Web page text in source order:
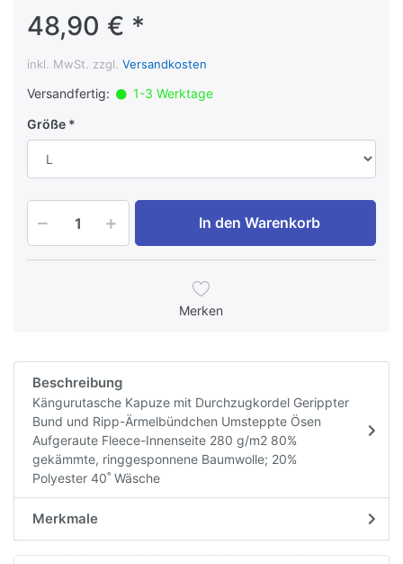
48,90 € *
inkl. MwSt. zzgl. Versandkosten
Versandfertig:
1-3 Werktage
Größe
In den Warenkorb
Merken
Beschreibung
Kängurutasche Kapuze mit Durchzugkordel Gerippter
Bund und Ripp-Ärmelbündchen Umsteppte Ösen
Aufgeraute Fleece-Innenseite 280 g/m2 80%
gekämmte, ringgesponnene Baumwolle; 20%
Polyester 40˚ Wäsche
Merkmale